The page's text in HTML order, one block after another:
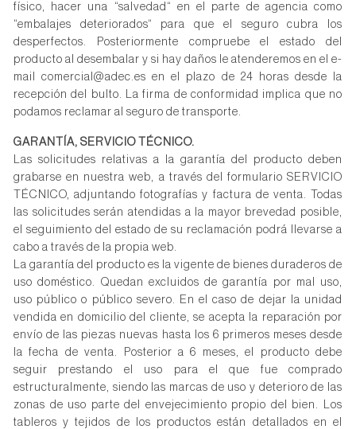
físico, hacer una “salvedad“ en el parte de agencia como
“embalajes deteriorados“ para que el seguro cubra los
desperfectos. Posteriormente compruebe el estado del
producto al desembalar y si hay daños le atenderemos en el e-
mail comercial@adec.es en el plazo de 24 horas desde la
recepción del bulto. La firma de conformidad implica que no
podamos reclamar al seguro de transporte.
GARANTÍA, SERVICIO TÉCNICO.
Las solicitudes relativas a la garantía del producto deben
grabarse en nuestra web, a través del formulario SERVICIO
TÉCNICO, adjuntando fotografías y factura de venta. Todas
las solicitudes serán atendidas a la mayor brevedad posible,
el seguimiento del estado de su reclamación podrá llevarse a
cabo a través de la propia web.
La garantía del producto es la vigente de bienes duraderos de
uso doméstico. Quedan excluidos de garantía por mal uso,
uso público o público severo. En el caso de dejar la unidad
vendida en domicilio del cliente, se acepta la reparación por
envío de las piezas nuevas hasta los 6 primeros meses desde
la fecha de venta. Posterior a 6 meses, el producto debe
seguir prestando el uso para el que fue comprado
estructuralmente, siendo las marcas de uso y deterioro de las
zonas de uso parte del envejecimiento propio del bien. Los
tableros y tejidos de los productos están detallados en el